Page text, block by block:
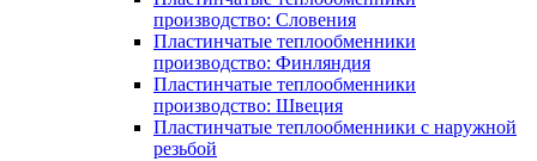
производство: Словения
Пластинчатые теплообменники
производство: Финляндия
Пластинчатые теплообменники
производство: Швеция
Пластинчатые теплообменники с наружной
резьбой